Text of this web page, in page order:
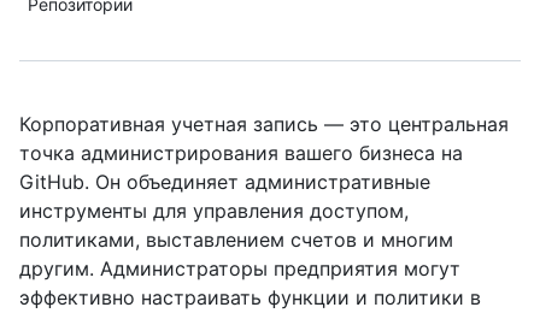
Репозитории
Корпоративная учетная запись — это центральная
точка администрирования вашего бизнеса на
GitHub. Он объединяет административные
инструменты для управления доступом,
политиками, выставлением счетов и многим
другим. Администраторы предприятия могут
эффективно настраивать функции и политики в